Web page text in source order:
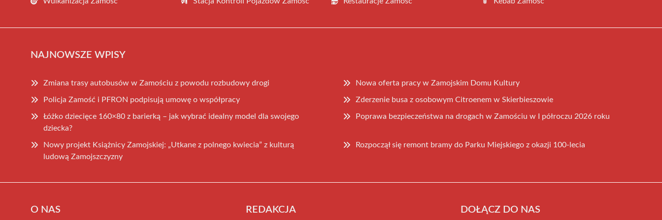
NAJNOWSZE WPISY
Zmiana trasy autobusów w Zamościu z powodu rozbudowy drogi Nowa oferta pracy w Zamojskim Domu Kultury
Policja Zamość i PFRON podpisują umowę o współpracy Zderzenie busa z osobowym Citroenem w Skierbieszowie
Łóżko dziecięce 160×80 z barierką – jak wybrać idealny model dla swojego
dziecka?
Poprawa bezpieczeństwa na drogach w Zamościu w I półroczu 2026 roku
Nowy projekt Książnicy Zamojskiej: „Utkane z polnego kwiecia” z kulturą
ludową Zamojszczyzny
Rozpoczął się remont bramy do Parku Miejskiego z okazji 100-lecia
O NAS REDAKCJA DOŁĄCZ DO NAS